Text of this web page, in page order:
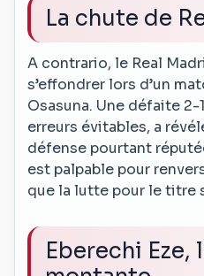
La chute de
A contrario, le Real
s’effondrer lors d’un
Osasuna. Une défaite 2-
erreurs évitables, a
défense pourtant
est palpable pour
que la lutte pour le titre
Eberechi Eze,